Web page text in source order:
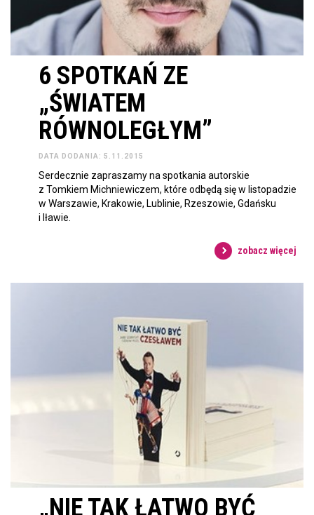
6 SPOTKAŃ ZE
„ŚWIATEM
RÓWNOLEGŁYM”
DATA DODANIA: 5.11.2015
Serdecznie zapraszamy na spotkania autorskie
z Tomkiem Michniewiczem, które odbędą się w listopadzie
w Warszawie, Krakowie, Lublinie, Rzeszowie, Gdańsku
i Iławie.
zobacz więcej
„NIE TAK ŁATWO BYĆ